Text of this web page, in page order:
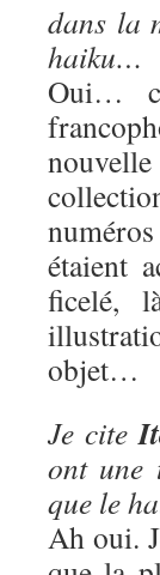
dans la
haiku…
Oui…
étaient
ficelé,
objet…
Je cite
ont une
que le
Ah oui.